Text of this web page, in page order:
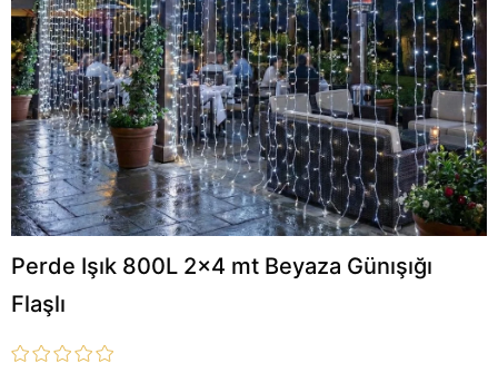
Perde Işık 800L 2x4 mt Beyaza Günışığı
Flaşlı